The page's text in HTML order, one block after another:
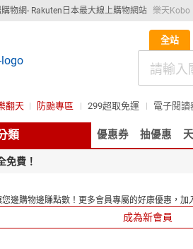
物網- Rakuten日本最大線上購物網站 樂天Kobo
全站
翻天 防颱專區 299超取免運 電子閱讀
類 優惠券 抽優惠
免費！
邊購物邊賺點數！更多會員專屬的好康優惠，加
成為新會員